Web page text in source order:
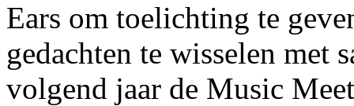
Ears om toelichting te
gedachten te wisselen met
volgend jaar de Music